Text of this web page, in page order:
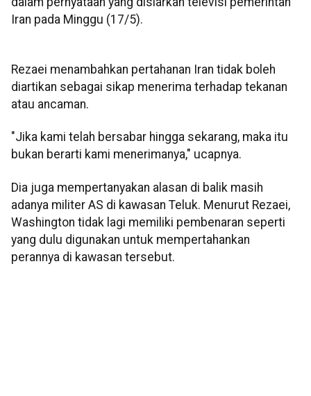
Iran pada Minggu (17/5).
Rezaei menambahkan pertahanan Iran tidak boleh
diartikan sebagai sikap menerima terhadap tekanan
atau ancaman.
"Jika kami telah bersabar hingga sekarang, maka itu
bukan berarti kami menerimanya," ucapnya.
Dia juga mempertanyakan alasan di balik masih
adanya militer AS di kawasan Teluk. Menurut Rezaei,
Washington tidak lagi memiliki pembenaran seperti
yang dulu digunakan untuk mempertahankan
perannya di kawasan tersebut.